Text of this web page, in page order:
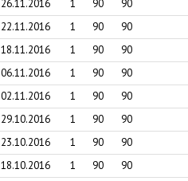
26.11.2016 1 90
90
22.11.2016 1 90
90
18.11.2016 1 90
90
06.11.2016 1 90
90
02.11.2016 1 90
90
29.10.2016 1 90
90
23.10.2016 1 90
90
18.10.2016 1 90
90